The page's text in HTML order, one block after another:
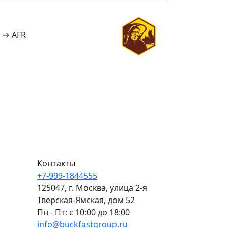
→ AFR
Контакты
+7-999-1844555
125047, г. Москва, улица 2-я
Тверская-Ямская, дом 52
Пн - Пт: с 10:00 до 18:00
info@buckfastgroup.ru